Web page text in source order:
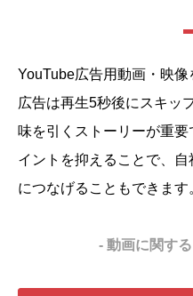
料金
お客様の声
YouTube広告用動画・映像
広告は再生5秒後にスキッ
味を引くストーリーが重要
イントを抑えることで、
につなげることもできます
- 動画に関す